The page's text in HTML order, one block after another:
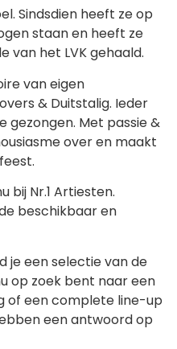
Sindsdien heeft ze op
staan en heeft ze
van het LVK gehaald.
van eigen
& Duitstalig. Ieder
gezongen. Met passie &
over en maakt
bij Nr.1 Artiesten.
beschikbaar en
je een selectie van de
op zoek bent naar een
of een complete line-up
een antwoord op